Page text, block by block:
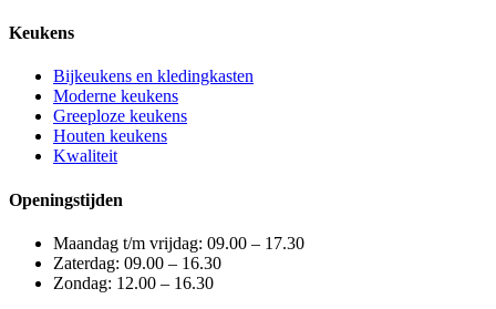
Keukens
Bijkeukens en kledingkasten
Moderne keukens
Greeploze keukens
Houten keukens
Kwaliteit
Openingstijden
Maandag t/m vrijdag: 09.00 – 17.30
Zaterdag: 09.00 – 16.30
Zondag: 12.00 – 16.30